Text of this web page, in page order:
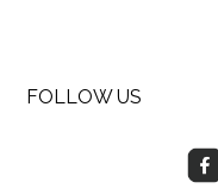
FOLLOW US